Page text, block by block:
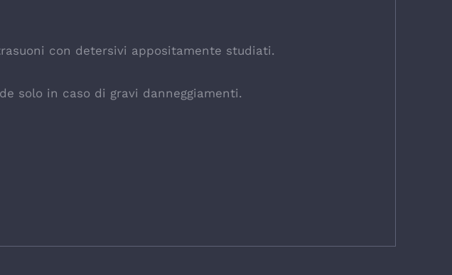
con detersivi appositamente studiati.
solo in caso di gravi danneggiamenti.